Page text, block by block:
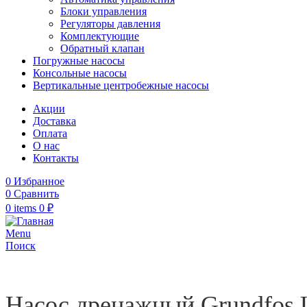
Блоки управления
Регуляторы давления
Комплектующие
Обратный клапан
Погружные насосы
Консольные насосы
Вертикальные центробежные насосы
Акции
Доставка
Оплата
О нас
Контакты
0 Избранное
0 Сравнить
0 items 0 ₽
Menu
Поиск